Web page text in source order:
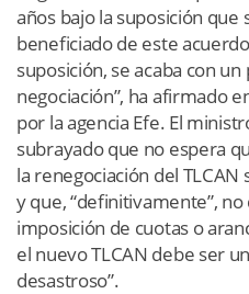
años bajo la suposición que
beneficiado de este
suposición, se acaba con
negociación”, ha afirmado
por la agencia Efe. El
subrayado que no espera
la renegociación del TLCAN
y que, “definitivamente”,
imposición de cuotas o
el nuevo TLCAN debe ser
desastroso”.